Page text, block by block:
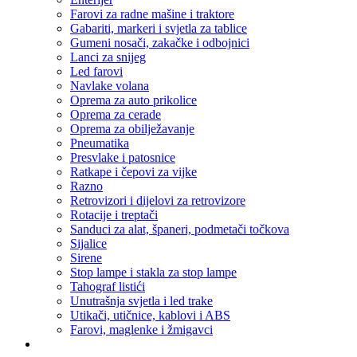
Farovi za radne mašine i traktore
Gabariti, markeri i svjetla za tablice
Gumeni nosači, zakačke i odbojnici
Lanci za snijeg
Led farovi
Navlake volana
Oprema za auto prikolice
Oprema za cerade
Oprema za obilježavanje
Pneumatika
Presvlake i patosnice
Ratkape i čepovi za vijke
Razno
Retrovizori i dijelovi za retrovizore
Rotacije i treptači
Sanduci za alat, španeri, podmetači točkova
Sijalice
Sirene
Stop lampe i stakla za stop lampe
Tahograf listići
Unutrašnja svjetla i led trake
Utikači, utičnice, kablovi i ABS
Farovi, maglenke i žmigavci